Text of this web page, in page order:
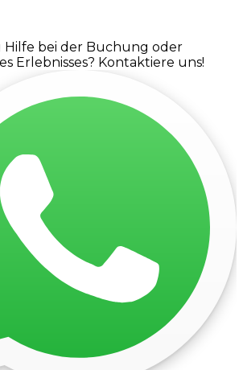
Hilfe bei der Buchung oder
Erlebnisses? Kontaktiere uns!